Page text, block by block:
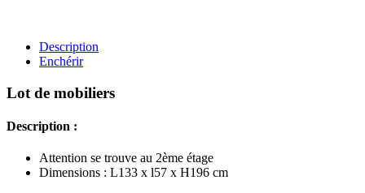
Description
Enchérir
Lot de mobiliers
Description :
Attention se trouve au 2ème étage
Dimensions : L133 x l57 x H196 cm